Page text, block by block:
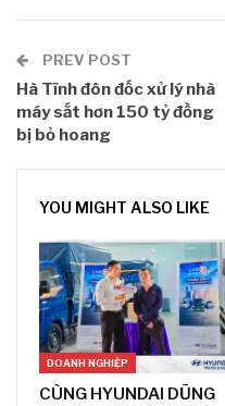
PREV POST
Hà Tĩnh đôn đốc xử lý nhà
máy sắt hơn 150 tỷ đồng
bị bỏ hoang
YOU MIGHT ALSO LIKE
DOANH NGHIỆP
CÙNG HYUNDAI DŨNG